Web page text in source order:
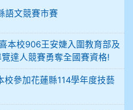
語文競賽市賽
本校906王安婕入圍教育部及
達人競賽勇奪全國賽資格!
參加花蓮縣114學年度技藝